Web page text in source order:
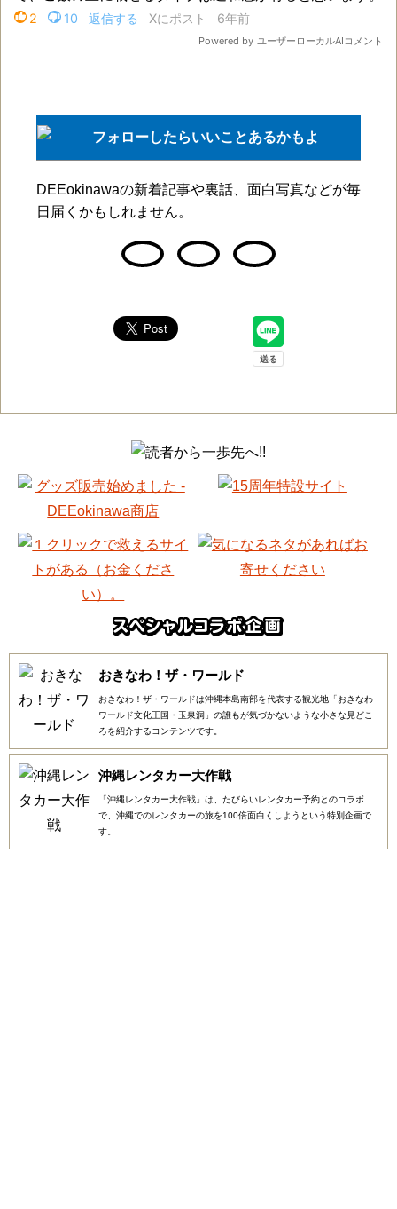
DEEokinawaの新着記事や裏話、面白写真などが毎
日届くかもしれません。
おきなわ！ザ・ワールド
おきなわ！ザ・ワールドは沖縄本島南部を代表する観光地「おきなわ
ワールド文化王国・玉泉洞」の誰もが気づかないような小さな見どこ
ろを紹介するコンテンツです。
沖縄レンタカー大作戦
「沖縄レンタカー大作戦」は、たびらいレンタカー予約とのコラボ
で、沖縄でのレンタカーの旅を100倍面白くしようという特別企画で
す。